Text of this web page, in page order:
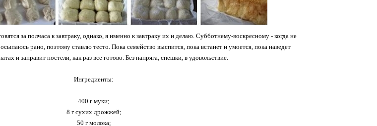
за полчаса к завтраку, однако, я именно к завтраку их и делаю. Субботнему-воскресному - когда не
рано, поэтому ставлю тесто. Пока семейство выспится, пока встанет и умоется, пока наведет
и заправит постели, как раз все готово. Без напряга, спешки, в удовольствие.
Ингредиенты:
400 г муки;
8 г сухих дрожжей;
50 г молока;